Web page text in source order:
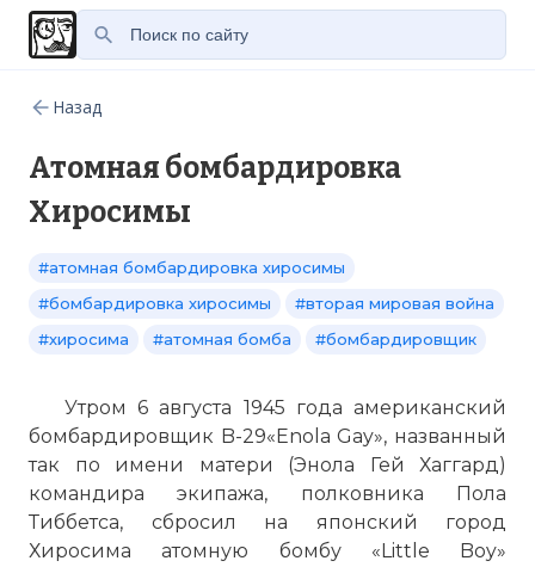
Назад
Атомная бомбардировка
Хиросимы
#атомная бомбардировка хиросимы
#бомбардировка хиросимы
#вторая мировая война
#хиросима
#атомная бомба #бомбардировщик
Утром 6 августа 1945 года американский
бомбардировщик B-29«Enola Gay», названный
так по имени матери (Энола Гей Хаггард)
командира экипажа, полковника Пола
Тиббетса, сбросил на японский город
Хиросима атомную бомбу «Little Boy»